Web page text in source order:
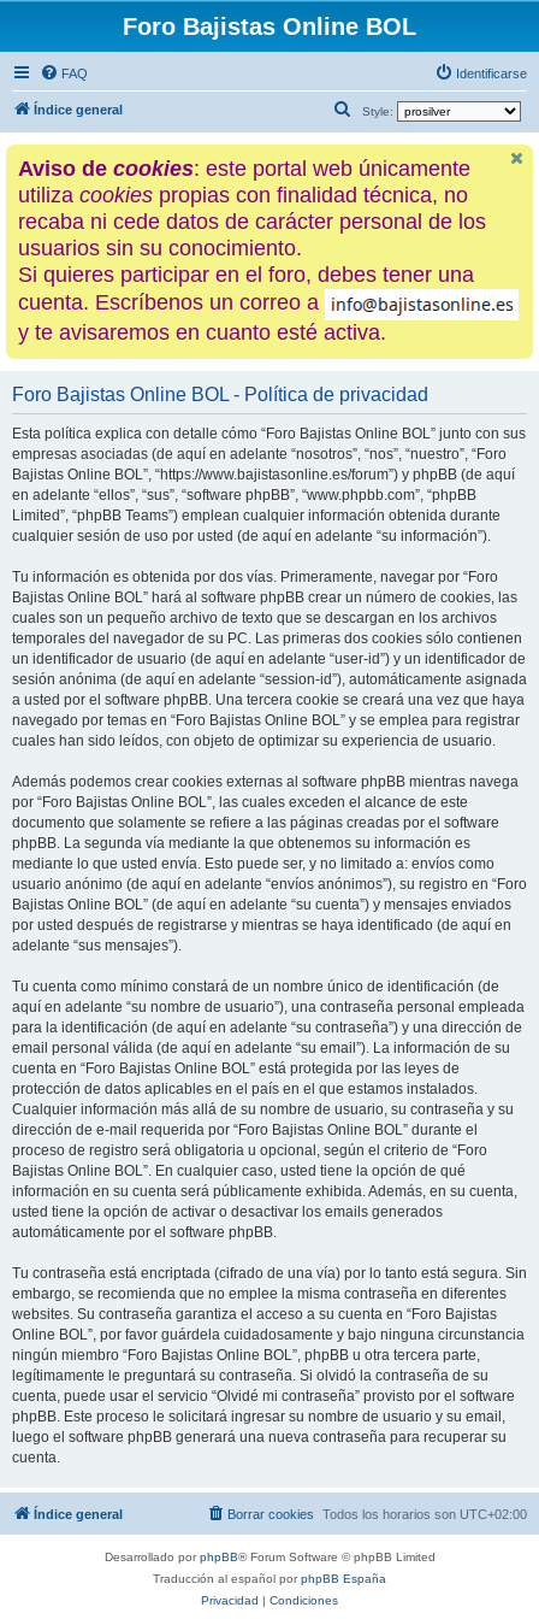
Foro Bajistas Online BOL
FAQ Identificarse
Índice general Style:
u
c
a
Aviso de cookies: este portal web únicamente
utiliza cookies propias con finalidad técnica, no
recaba ni cede datos de carácter personal de los
usuarios sin su conocimiento.
Si quieres participar en el foro, debes tener una
cuenta. Escríbenos un correo a
y te avisaremos en cuanto esté activa.
Foro Bajistas Online BOL - Política de privacidad
Esta política explica con detalle cómo “Foro Bajistas Online BOL” junto con sus
empresas asociadas (de aquí en adelante “nosotros”, “nos”, “nuestro”, “Foro
Bajistas Online BOL”, “https://www.bajistasonline.es/forum”) y phpBB (de aquí
en adelante “ellos”, “sus”, “software phpBB”, “www.phpbb.com”, “phpBB
Limited”, “phpBB Teams”) emplean cualquier información obtenida durante
cualquier sesión de uso por usted (de aquí en adelante “su información”).
Tu información es obtenida por dos vías. Primeramente, navegar por “Foro
Bajistas Online BOL” hará al software phpBB crear un número de cookies, las
cuales son un pequeño archivo de texto que se descargan en los archivos
temporales del navegador de su PC. Las primeras dos cookies sólo contienen
un identificador de usuario (de aquí en adelante “user-id”) y un identificador de
sesión anónima (de aquí en adelante “session-id”), automáticamente asignada
a usted por el software phpBB. Una tercera cookie se creará una vez que haya
navegado por temas en “Foro Bajistas Online BOL” y se emplea para registrar
cuales han sido leídos, con objeto de optimizar su experiencia de usuario.
Además podemos crear cookies externas al software phpBB mientras navega
por “Foro Bajistas Online BOL”, las cuales exceden el alcance de este
documento que solamente se refiere a las páginas creadas por el software
phpBB. La segunda vía mediante la que obtenemos su información es
mediante lo que usted envía. Esto puede ser, y no limitado a: envíos como
usuario anónimo (de aquí en adelante “envíos anónimos”), su registro en “Foro
Bajistas Online BOL” (de aquí en adelante “su cuenta”) y mensajes enviados
por usted después de registrarse y mientras se haya identificado (de aquí en
adelante “sus mensajes”).
Tu cuenta como mínimo constará de un nombre único de identificación (de
aquí en adelante “su nombre de usuario”), una contraseña personal empleada
para la identificación (de aquí en adelante “su contraseña”) y una dirección de
email personal válida (de aquí en adelante “su email”). La información de su
cuenta en “Foro Bajistas Online BOL” está protegida por las leyes de
protección de datos aplicables en el país en el que estamos instalados.
Cualquier información más allá de su nombre de usuario, su contraseña y su
dirección de e-mail requerida por “Foro Bajistas Online BOL” durante el
proceso de registro será obligatoria u opcional, según el criterio de “Foro
Bajistas Online BOL”. En cualquier caso, usted tiene la opción de qué
información en su cuenta será públicamente exhibida. Además, en su cuenta,
usted tiene la opción de activar o desactivar los emails generados
automáticamente por el software phpBB.
Tu contraseña está encriptada (cifrado de una vía) por lo tanto está segura. Sin
embargo, se recomienda que no emplee la misma contraseña en diferentes
websites. Su contraseña garantiza el acceso a su cuenta en “Foro Bajistas
Online BOL”, por favor guárdela cuidadosamente y bajo ninguna circunstancia
ningún miembro “Foro Bajistas Online BOL”, phpBB u otra tercera parte,
legítimamente le preguntará su contraseña. Si olvidó la contraseña de su
cuenta, puede usar el servicio “Olvidé mi contraseña” provisto por el software
phpBB. Este proceso le solicitará ingresar su nombre de usuario y su email,
luego el software phpBB generará una nueva contraseña para recuperar su
cuenta.
Índice general Todos los horarios son UTC+02:00
Borrar cookies
Desarrollado porphpBB® Forum Software © phpBB Limited
Traducción al español porphpBB España
Privacidad | Condiciones